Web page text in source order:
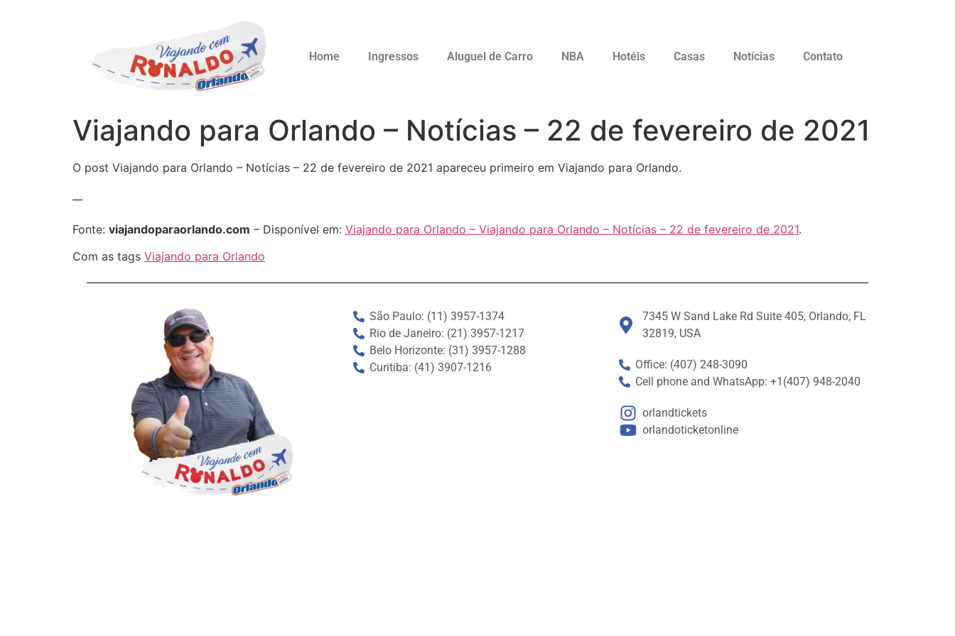
Home Ingressos Aluguel de Carro NBA Hotéis Casas Notícias Contato
Viajando para Orlando – Notícias – 22 de fevereiro de 2021
O post Viajando para Orlando – Notícias – 22 de fevereiro de 2021 apareceu primeiro em Viajando para Orlando.
Fonte: viajandoparaorlando.com – Disponível em: Viajando para Orlando – Viajando para Orlando – Notícias – 22 de fevereiro de 2021.
Com as tags Viajando para Orlando
São Paulo: (11) 3957-1374
Rio de Janeiro: (21) 3957-1217
Belo Horizonte: (31) 3957-1288
Curitiba: (41) 3907-1216
7345 W Sand Lake Rd Suite 405, Orlando, FL
32819, USA
Office: (407) 248-3090
Cell phone and WhatsApp: +1(407) 948-2040
orlandtickets
orlandoticketonline